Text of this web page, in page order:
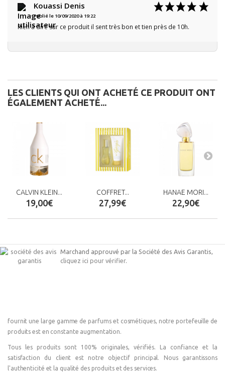
Kouassi Denis
Publié le 10/09/2020 à 19:22
Rien à dire sur ce produit il sent très bon et tien près de 10h.
LES CLIENTS QUI ONT ACHETÉ CE PRODUIT ONT
ÉGALEMENT ACHETÉ...
CALVIN KLEIN...
19,00€
COFFRET...
27,99€
HANAE MORI...
22,90€
Marchand approuvé par la Société des Avis Garantis,
cliquez ici pour vérifier.
fournit une large gamme de parfums et cosmétiques, notre portefeuille de
produits est en constante augmentation.
Tous les produits sont 100% originales, vérifiés. La confiance et la
satisfaction du client est notre objectif principal. Nous garantissons
l'authenticité et la qualité des produits et des services.